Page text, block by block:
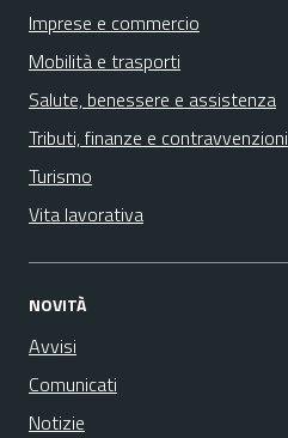
Imprese e commercio
Mobilità e trasporti
Salute, benessere e assistenza
Tributi, finanze e contravvenzioni
Turismo
Vita lavorativa
NOVITÀ
Avvisi
Comunicati
Notizie